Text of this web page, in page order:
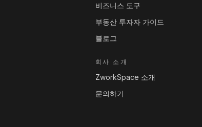
비즈니스 도구
부동산 투자자 가이드
블로그
회사 소개
ZworkSpace 소개
문의하기